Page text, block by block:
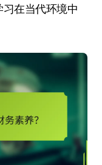
在当代环境中